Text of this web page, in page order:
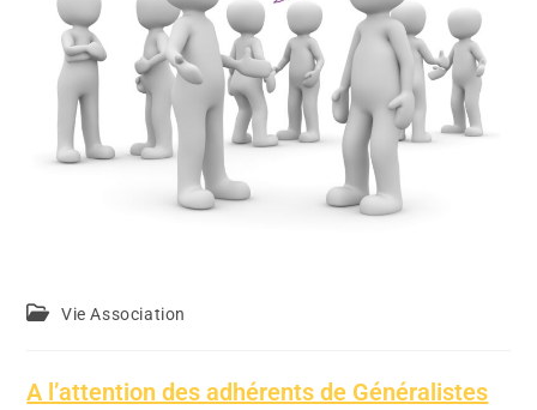
Vie Association
A l’attention des adhérents de Généralistes